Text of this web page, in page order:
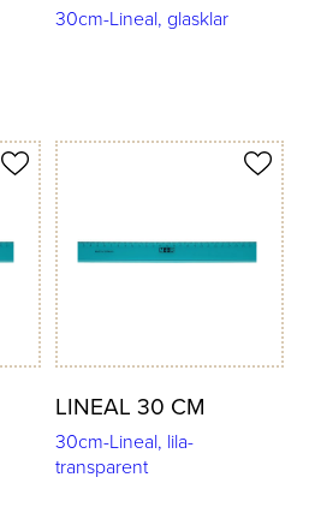
30cm-Lineal, glasklar
LINEAL 30 CM
30cm-Lineal, lila-
transparent
Produkt merken